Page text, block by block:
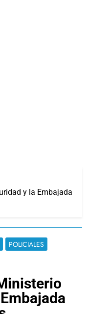
y la Embajada
POLICIALES